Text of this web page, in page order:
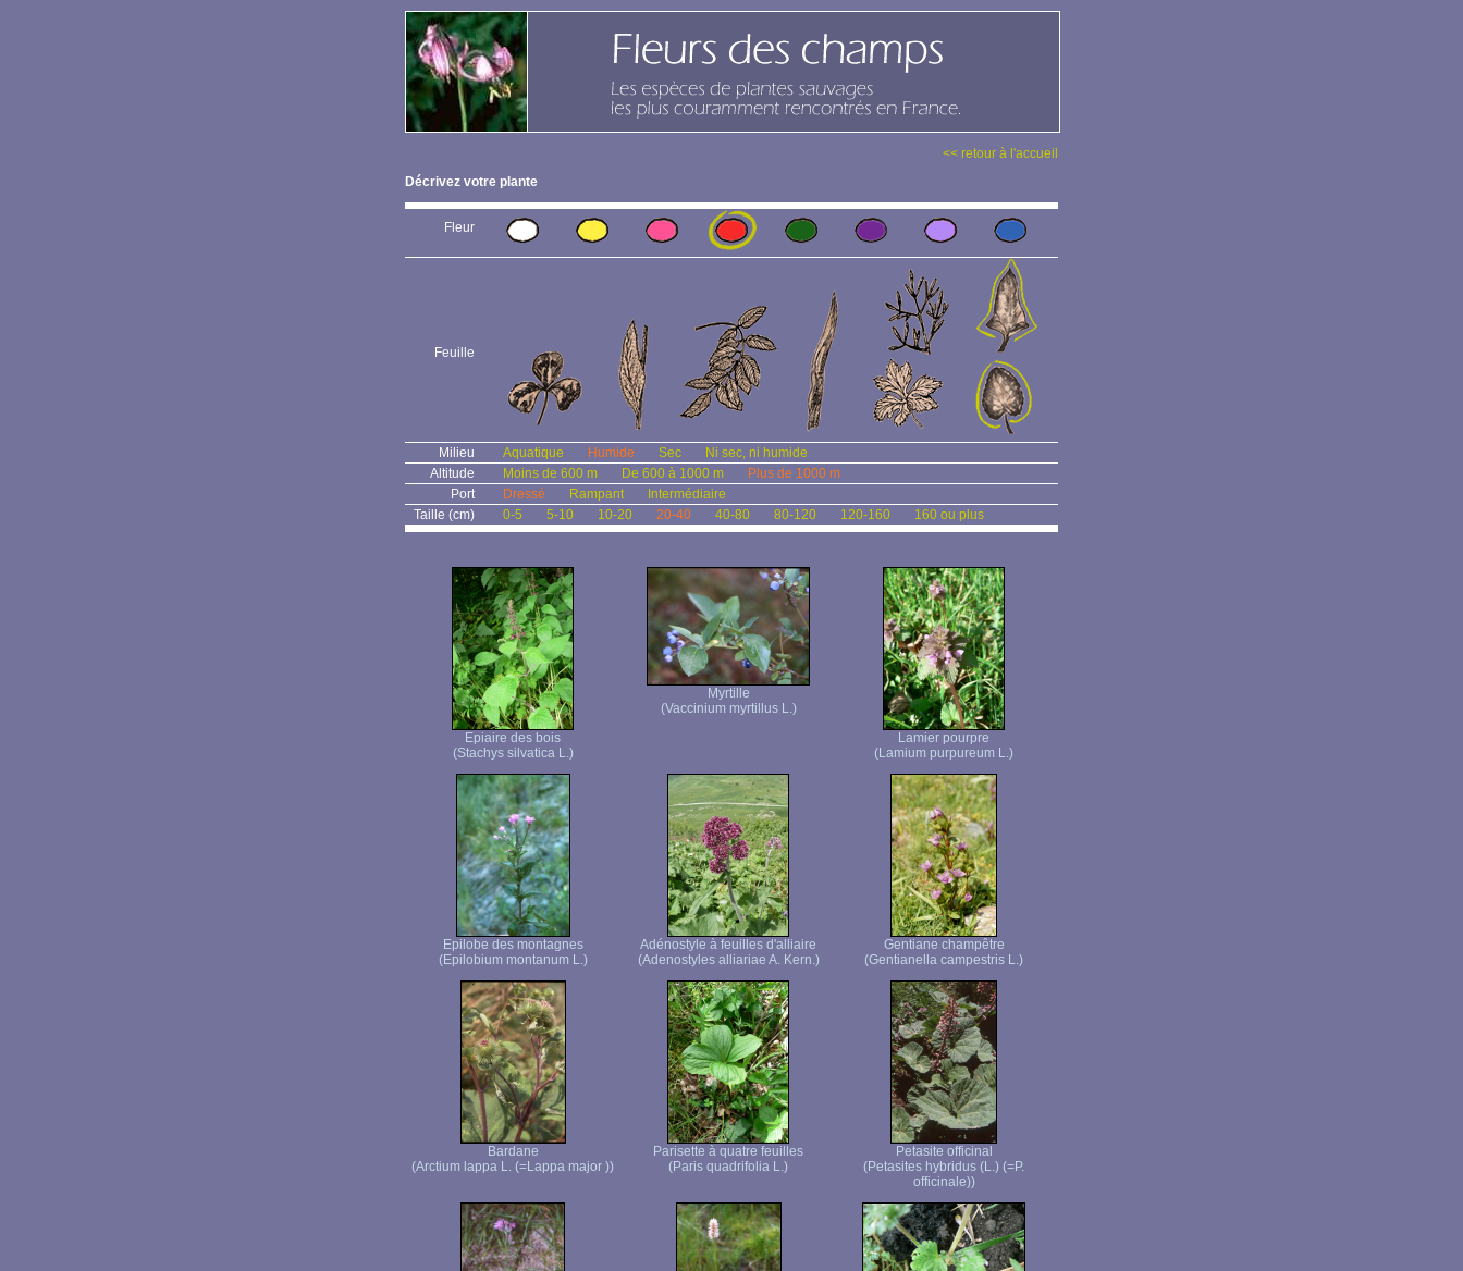
<< retour à l'accueil
Décrivez votre plante
Fleur
Feuille
Milieu Aquatique Humide Sec
Ni sec, ni humide
Altitude
Moins de 600 m De 600 à 1000 m
Plus de 1000 m
Port
Dressé Rampant
Intermédiaire
Taille (cm)
0-5 5-10 10-20 20-40 40-80 80-120 120-160 160 ou plus
Epiaire des bois
(Stachys silvatica L.)
Myrtille
(Vaccinium myrtillus L.)
Lamier pourpre
(Lamium purpureum L.)
Epilobe des montagnes
(Epilobium montanum L.)
Adénostyle à feuilles d'alliaire
(Adenostyles alliariae A. Kern.)
Gentiane champêtre
(Gentianella campestris L.)
Bardane
(Arctium lappa L. (=Lappa major ))
Parisette à quatre feuilles
(Paris quadrifolia L.)
Petasite officinal
(Petasites hybridus (L.) (=P.
officinale))